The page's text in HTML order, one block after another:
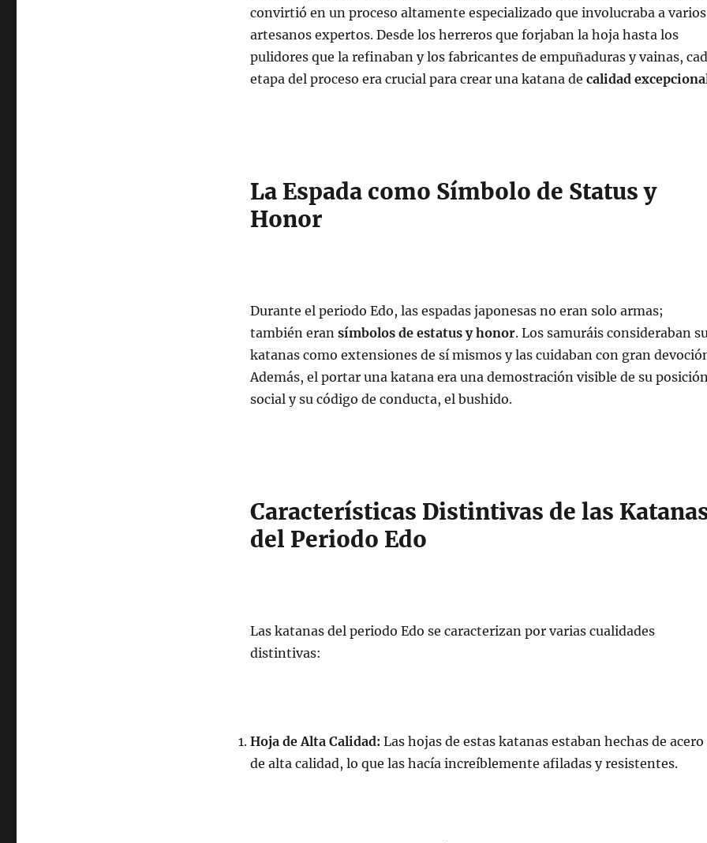
convirtió en un proceso altamente especializado que involucraba a varios
artesanos expertos. Desde los herreros que forjaban la hoja hasta los
pulidores que la refinaban y los fabricantes de empuñaduras y vainas,
etapa del proceso era crucial para crear una katana de calidad
La Espada como Símbolo de Status y
Honor
Durante el periodo Edo, las espadas japonesas no eran solo armas;
también eran símbolos de estatus y honor. Los samuráis consideraban
katanas como extensiones de sí mismos y las cuidaban con gran
Además, el portar una katana era una demostración visible de su
social y su código de conducta, el bushido.
Características Distintivas de las
del Periodo Edo
Las katanas del periodo Edo se caracterizan por varias cualidades
distintivas:
Hoja de Alta Calidad: Las hojas de estas katanas estaban hechas de acero
de alta calidad, lo que las hacía increíblemente afiladas y resistentes.